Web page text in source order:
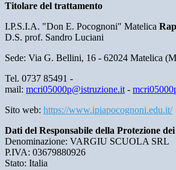
Titolare del trattamento
I.P.S.I.A. "Don E. Pocognoni" Matelica
D.S. prof. Sandro Luciani
Sede: Via G. Bellini, 16 - 62024 Matelica
Tel. 0737 85491 -
mail: mcri05000p@istruzione.it -
Sito web: https://www.ipiapocognoni.edu.it/
Dati del Responsabile della Protezione
Denominazione: VARGIU SCUOLA SRL
P.IVA: 03679880926
Stato: Italia